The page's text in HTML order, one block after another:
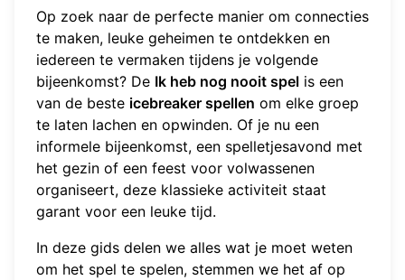
Op zoek naar de perfecte manier om connecties
te maken, leuke geheimen te ontdekken en
iedereen te vermaken tijdens je volgende
bijeenkomst? De Ik heb nog nooit spel is een
van de beste icebreaker spellen om elke groep
te laten lachen en opwinden. Of je nu een
informele bijeenkomst, een spelletjesavond met
het gezin of een feest voor volwassenen
organiseert, deze klassieke activiteit staat
garant voor een leuke tijd.
In deze gids delen we alles wat je moet weten
om het spel te spelen, stemmen we het af op